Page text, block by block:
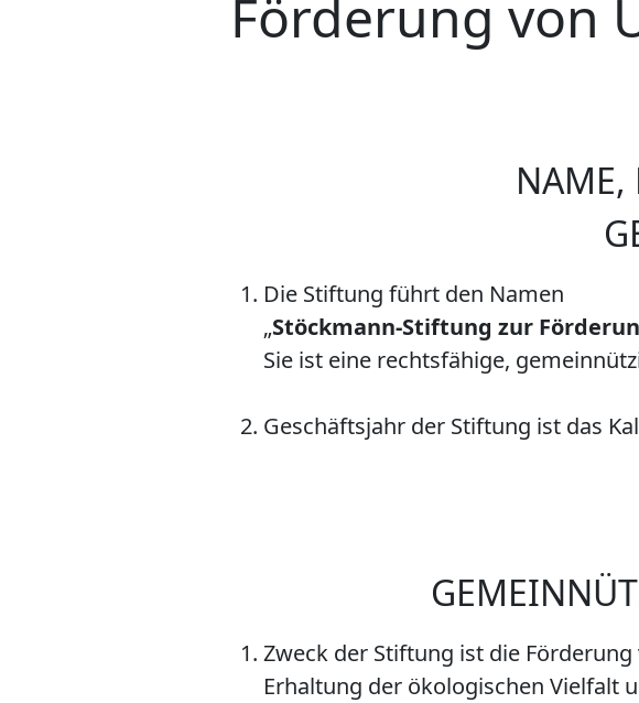
Förderung von
NAME,
Die Stiftung führt den Namen
„Stöckmann-Stiftung zur
Sie ist eine rechtsfähige,
Geschäftsjahr der Stiftung ist das
Zweck der Stiftung ist die
Erhaltung der ökologischen Vielfalt